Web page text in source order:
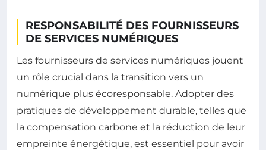
RESPONSABILITÉ DES FOURNISSEURS
DE SERVICES NUMÉRIQUES
Les fournisseurs de services numériques jouent
un rôle crucial dans la transition vers un
numérique plus écoresponsable. Adopter des
pratiques de développement durable, telles que
la compensation carbone et la réduction de leur
empreinte énergétique, est essentiel pour avoir